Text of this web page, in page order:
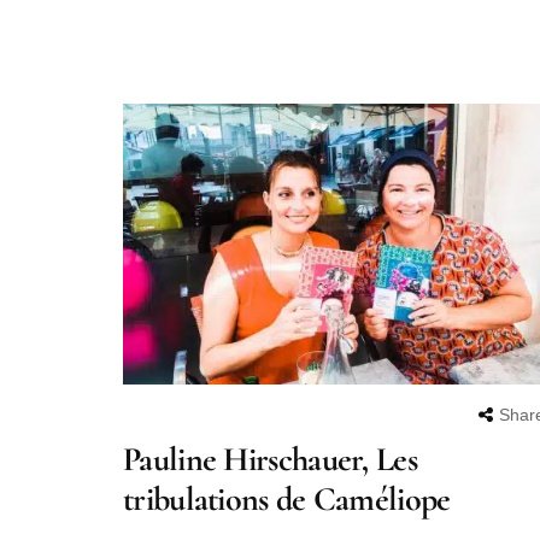
Pauline Hirschauer, Les
tribulations de Caméliope